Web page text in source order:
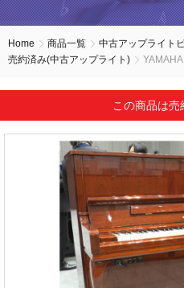
Home 商品一覧
中古アップライト
売約済み(中古アップライト)
この商品は売